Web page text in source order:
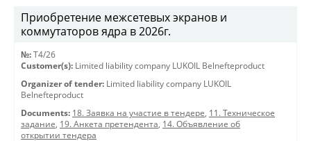
Приобретение межсетевых экранов и
коммутаторов ядра в 2026г.
№: T4/26
Customer(s): Limited liability company LUKOIL Belnefteproduct
Organizer of tender: Limited liability company LUKOIL
Belnefteproduct
Documents: 18. Заявка на участие в тендере, 11. Техническое
задание, 19. Анкета претендента, 14. Объявление об
открытии тендера